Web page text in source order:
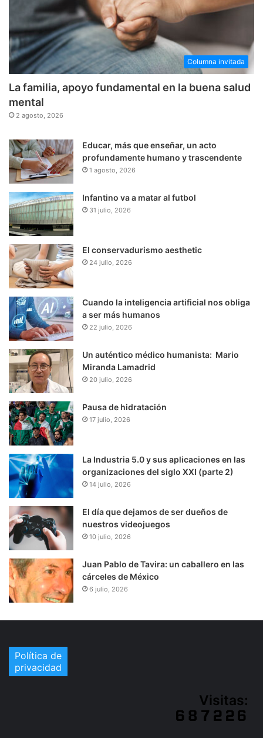
Columna invitada
La familia, apoyo fundamental en la buena salud
mental
2 agosto, 2026
Educar, más que enseñar, un acto
profundamente humano y trascendente
1 agosto, 2026
Infantino va a matar al futbol
31 julio, 2026
El conservadurismo aesthetic
24 julio, 2026
Cuando la inteligencia artificial nos obliga
a ser más humanos
22 julio, 2026
Un auténtico médico humanista: Mario
Miranda Lamadrid
20 julio, 2026
Pausa de hidratación
17 julio, 2026
La Industria 5.0 y sus aplicaciones en las
organizaciones del siglo XXI (parte 2)
14 julio, 2026
El día que dejamos de ser dueños de
nuestros videojuegos
10 julio, 2026
Juan Pablo de Tavira: un caballero en las
cárceles de México
6 julio, 2026
Política de
privacidad
Visitas: